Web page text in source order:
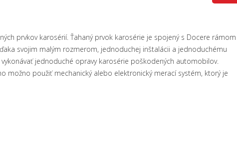
prvkov karosérií. Ťahaný prvok karosérie je spojený s Docere rámom
svojim malým rozmerom, jednoduchej inštalácii a jednoduchému
jednoduché opravy karosérie poškodených automobilov.
možno použiť mechanický alebo elektronický merací systém, ktorý je